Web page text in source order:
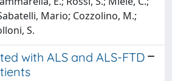
Mario; Cozzolino, M.;
S.
with ALS and ALS-FTD